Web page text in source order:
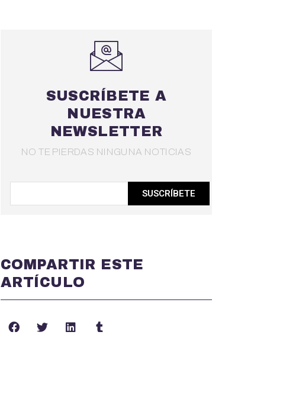
SUSCRÍBETE A
NUESTRA
NEWSLETTER
NO TE PIERDAS NINGUNA NOTICIAS
SUSCRÍBETE
COMPARTIR ESTE
ARTÍCULO